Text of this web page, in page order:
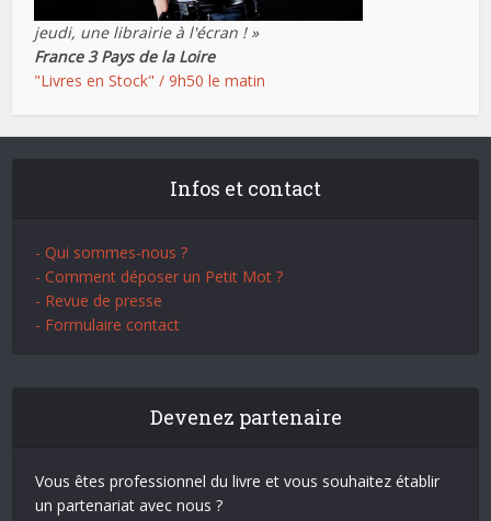
jeudi, une librairie à l'écran ! »
France 3 Pays de la Loire
"Livres en Stock" / 9h50 le matin
Infos et contact
- Qui sommes-nous ?
- Comment déposer un Petit Mot ?
- Revue de presse
- Formulaire contact
Devenez partenaire
Vous êtes professionnel du livre et vous souhaitez établir
un partenariat avec nous ?